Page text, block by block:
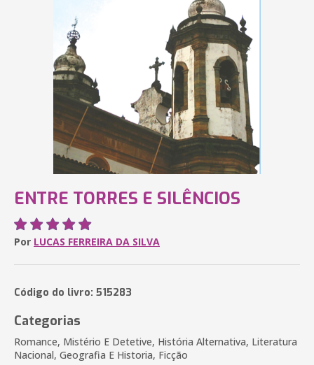
ENTRE TORRES E SILÊNCIOS
Por LUCAS FERREIRA DA SILVA
Código do livro: 515283
Categorias
Romance, Mistério E Detetive, História Alternativa, Literatura
Nacional, Geografia E Historia, Ficção